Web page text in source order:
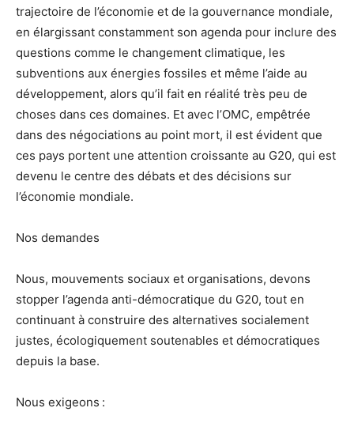
trajectoire de l’économie et de la gouvernance mondiale,
en élargissant constamment son agenda pour inclure des
questions comme le changement climatique, les
subventions aux énergies fossiles et même l’aide au
développement, alors qu’il fait en réalité très peu de
choses dans ces domaines. Et avec l’OMC, empêtrée
dans des négociations au point mort, il est évident que
ces pays portent une attention croissante au G20, qui est
devenu le centre des débats et des décisions sur
l’économie mondiale.
Nos demandes
Nous, mouvements sociaux et organisations, devons
stopper l’agenda anti-démocratique du G20, tout en
continuant à construire des alternatives socialement
justes, écologiquement soutenables et démocratiques
depuis la base.
Nous exigeons :